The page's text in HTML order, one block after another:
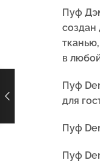
Пуф
создан
в
Пуф
для
Пуф
Пуф